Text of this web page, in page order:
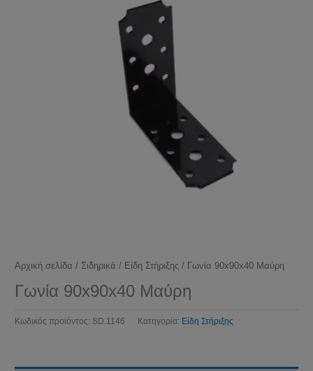
Αρχική σελίδα / Σιδηρικά / Είδη Στήριξης / Γωνία 90x90x40 Μαύρη
Γωνία 90x90x40 Μαύρη
Κωδικός προϊόντος: SD.1146 Κατηγορία: Είδη Στήριξης